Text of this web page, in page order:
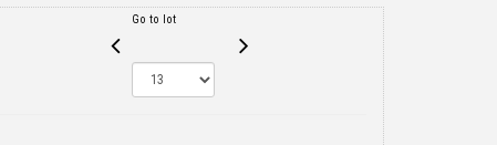
Go to lot